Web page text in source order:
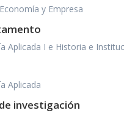
y Empresa
Aplicada I e Historia e
Aplicada
investigación